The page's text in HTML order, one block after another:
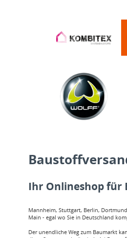
Ihr Onlineshop für
Mannheim, Stuttgart, Berlin,
Main - egal wo Sie in Deutschland
Der unendliche Weg zum Baumarkt